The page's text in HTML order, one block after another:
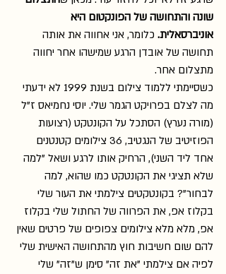
שונה והתחושה של הפונקטום היא
אוניברסאלית. כלומר, אני אחווה את אותה
תחושה של אובדן הרגע שמישהו אחר יחווה
מתצלום אחר.
כשסיימתי ללמוד צילום בשנת 1999 לא ידעתי
מה לצלם בפרויקט הגמר שלי. יוסי נחמיאס ז"ל
(מורה נערץ) הסתכל על הקונטקט (רצועות
הפוזיטיב של הנגטיב, 36 צילומים קטנטנים
אחד ליד השני), הרחיק אותו לרגע ושאל "למה
שלא תציגי את הקונטקט כמו שהוא, למה
לבחור"? בקונטקטים צילמתי את העור שלי
בקלוז אפ, את הפרווה של החתול שלי בקלוז
אפ, מלא מלא צילומים צפופים של פרטים שאין
להם שום חשיבות חוץ מהתחושה האישית שלי
לפיה אם צילמתי "את זה" סימן ש"זה" שלי